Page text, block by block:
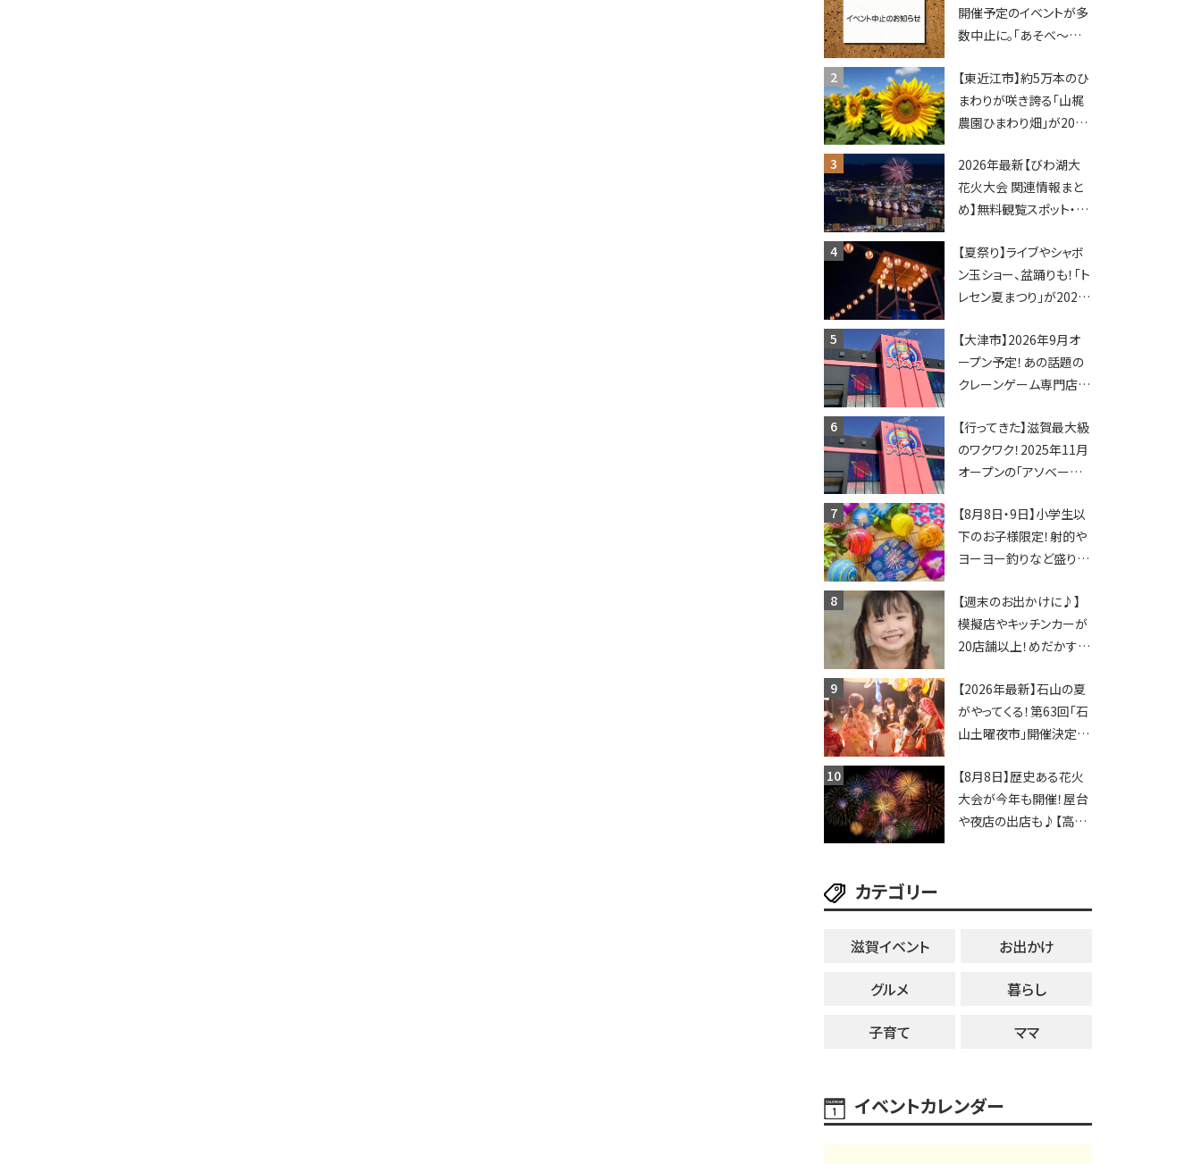
開催予定のイベントが多
数中止に。「あそべ〜る
ショーなど
【東近江市】約5万本のひ
まわりが咲き誇る「山梶
農園ひまわり畑」が2026
ポットやキッチンカーも
登場！何度も入園できる
フリーパスも販売★
2026年最新【びわ湖大
花火大会 関連情報まと
め】無料観覧スポット・同
ップ・交通規制に近隣施
設の駐車場情報なども
要チェック★
【夏祭り】ライブやシャボ
ン玉ショー、盆踊りも！「ト
レセン夏まつり」が2026
【大津市】2026年9月オ
ープン予定！あの話題の
クレーンゲーム専門店
ってくる！豊郷店に続く滋
賀2店舗目★
【行ってきた】滋賀最大級
のワクワク！2025年11月
オープンの「アソベース
レーンゲームで青果や日
用品までゲットできる新
スポット！
【8月8日・9日】小学生以
下のお子様限定！射的や
ヨーヨー釣りなど盛りだ
ちびっこ縁日開催♪【モリ
ーブ】
【週末のお出かけに♪】
模擬店やキッチンカーが
20店舗以上！めだかすく
ソングライターによるライ
ブなど。【和邇ふれあい夏
祭り】
【2026年最新】石山の夏
がやってくる！第63回「石
山土曜夜市」開催決定！
ージが勢揃い【7月18日・
25日・8月1日】大津市
【8月8日】歴史ある花火
大会が今年も開催！屋台
や夜店の出店も♪【高宮
カテゴリー
滋賀イベント
お出かけ
グルメ
暮らし
子育て
ママ
イベントカレンダー